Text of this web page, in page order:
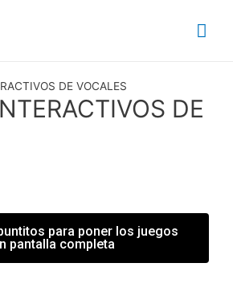
DE VOCALES
DE
para poner los juegos
pantalla completa